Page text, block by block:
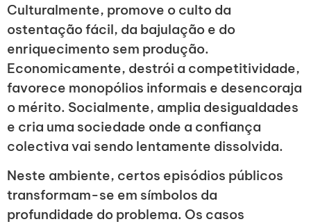
Culturalmente, promove o culto da
ostentação fácil, da bajulação e do
enriquecimento sem produção.
Economicamente, destrói a competitividade,
favorece monopólios informais e desencoraja
o mérito. Socialmente, amplia desigualdades
e cria uma sociedade onde a confiança
colectiva vai sendo lentamente dissolvida.
Neste ambiente, certos episódios públicos
transformam-se em símbolos da
profundidade do problema. Os casos